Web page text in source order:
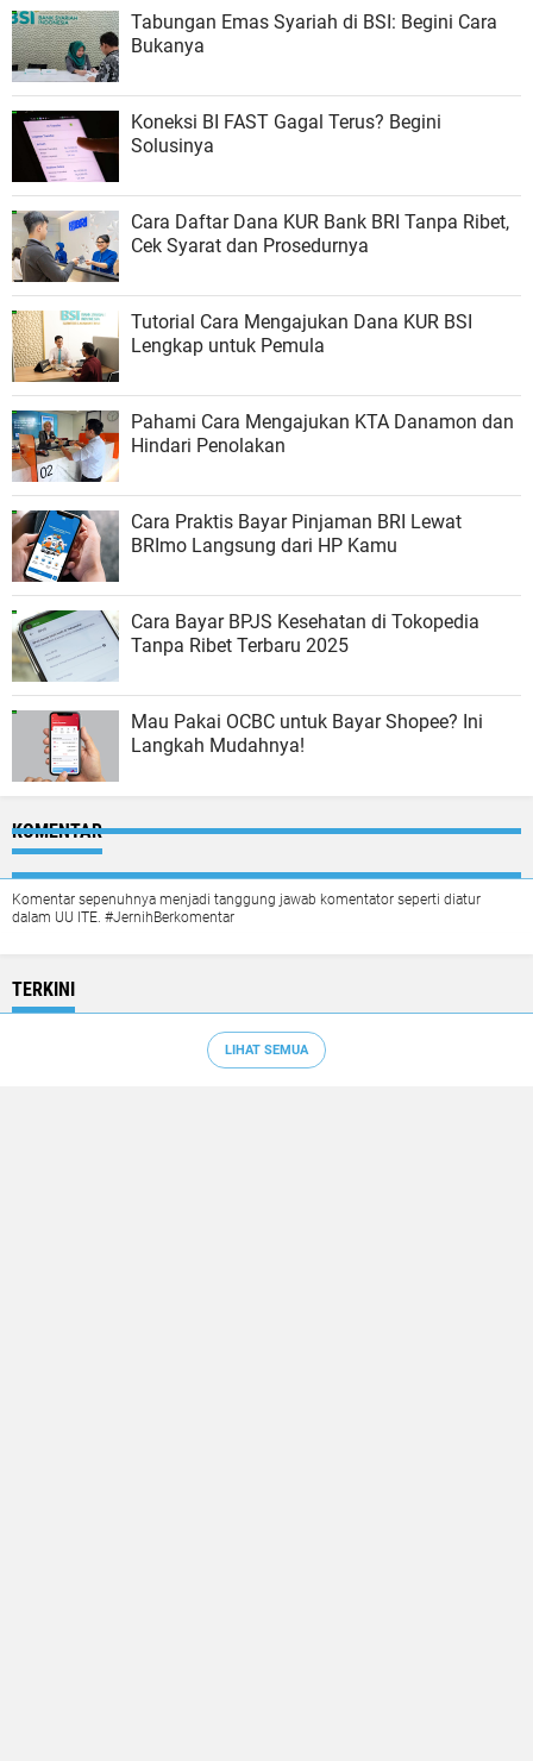
Tabungan Emas Syariah di BSI: Begini Cara
Bukanya
Koneksi BI FAST Gagal Terus? Begini
Solusinya
Cara Daftar Dana KUR Bank BRI Tanpa Ribet,
Cek Syarat dan Prosedurnya
Tutorial Cara Mengajukan Dana KUR BSI
Lengkap untuk Pemula
Pahami Cara Mengajukan KTA Danamon dan
Hindari Penolakan
Cara Praktis Bayar Pinjaman BRI Lewat
BRImo Langsung dari HP Kamu
Cara Bayar BPJS Kesehatan di Tokopedia
Tanpa Ribet Terbaru 2025
Mau Pakai OCBC untuk Bayar Shopee? Ini
Langkah Mudahnya!
KOMENTAR
Komentar sepenuhnya menjadi tanggung jawab komentator seperti diatur
dalam UU ITE. #JernihBerkomentar
TERKINI
LIHAT SEMUA